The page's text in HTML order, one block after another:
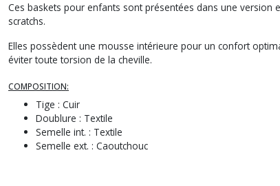
Ces baskets pour enfants sont présentées dans une version
scratchs.
Elles possèdent une mousse intérieure pour un confort
éviter toute torsion de la cheville.
COMPOSITION:
Tige : Cuir
Doublure : Textile
Semelle int. : Textile
Semelle ext. : Caoutchouc